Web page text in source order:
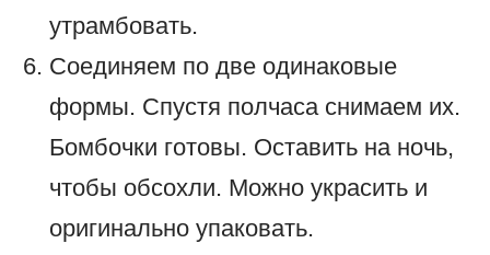
утрамбовать.
Соединяем по две одинаковые
формы. Спустя полчаса снимаем их.
Бомбочки готовы. Оставить на ночь,
чтобы обсохли. Можно украсить и
оригинально упаковать.